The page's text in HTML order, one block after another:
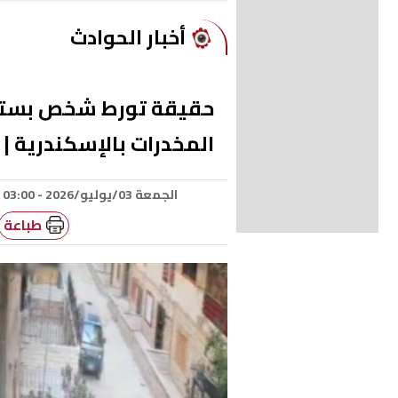
أخبار الحوادث
حقيقة تورط شخص
المخدرات بالإسكندرية
الجمعة 03/يوليو/2026 - 03:00 ص
طباعة